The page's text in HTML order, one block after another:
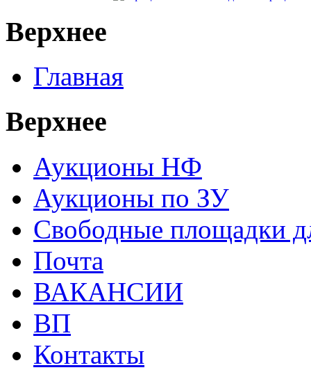
Верхнее
Главная
Верхнее
Аукционы НФ
Аукционы по ЗУ
Свободные площадки
Почта
ВАКАНСИИ
ВП
Контакты